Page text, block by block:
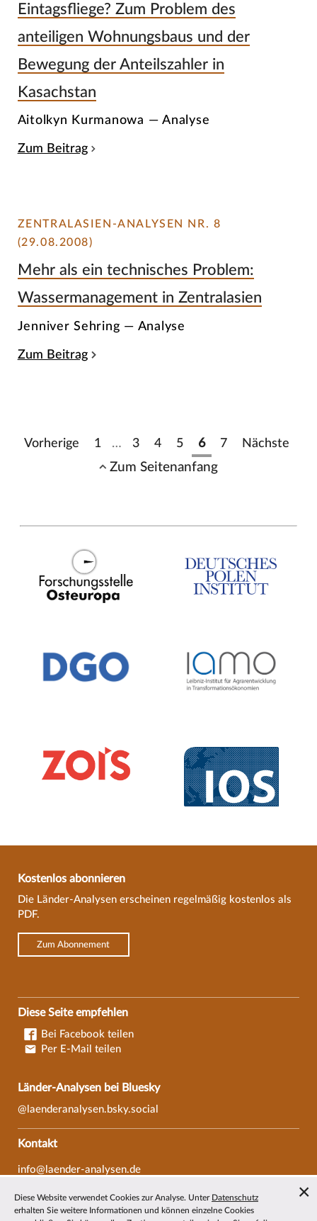
Eintagsfliege? Zum Problem des
anteiligen Wohnungsbaus und der
Bewegung der Anteilszahler in
Kasachstan
Aitolkyn Kurmanowa — Analyse
Zum Beitrag
ZENTRALASIEN-ANALYSEN NR. 8
(29.08.2008)
Mehr als ein technisches Problem:
Wassermanagement in Zentralasien
Jenniver Sehring — Analyse
Zum Beitrag
Vorherige 1 … 3 4 5 6 7 Nächste
Zum Seitenanfang
Kostenlos abonnieren
Die Länder-Analysen erscheinen regelmäßig kostenlos als
PDF.
Zum Abonnement
Diese Seite empfehlen
Bei Facebook teilen
Per E-Mail teilen
Länder-Analysen bei Bluesky
@laenderanalysen.bsky.social
Kontakt
info@laender-analysen.de
Fax: 0421/218-69607
Diese Website verwendet Cookies zur Analyse. Unter Datenschutz
erhalten Sie weitere Informationen und können einzelne Cookies